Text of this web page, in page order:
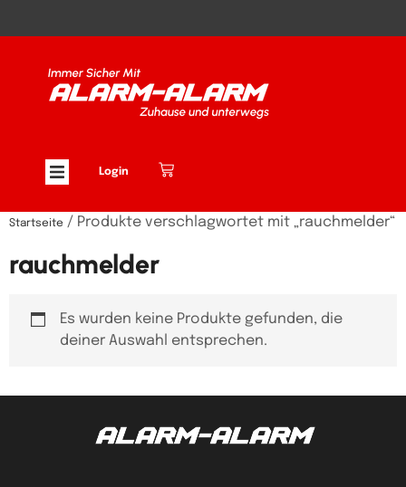
Login
Startseite / Produkte verschlagwortet mit „rauchmelder“
rauchmelder
Es wurden keine Produkte gefunden, die
deiner Auswahl entsprechen.